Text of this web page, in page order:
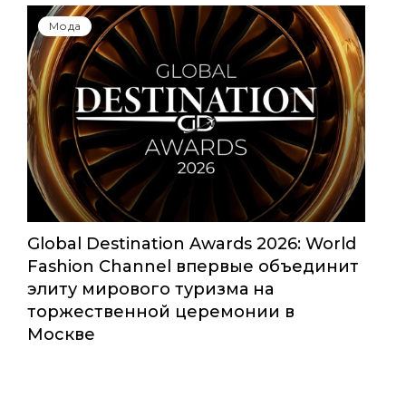
Мода
Global Destination Awards 2026: World
Fashion Channel впервые объединит
элиту мирового туризма на
торжественной церемонии в
Москве